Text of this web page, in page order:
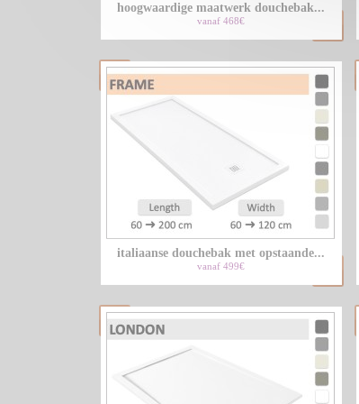
hoogwaardige maatwerk douchebak...
vanaf 468€
italiaanse douchebak met opstaande...
vanaf 499€